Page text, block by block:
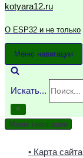
kotyara12.ru
О ESP32 и не только
Меню навигации
Искать...
Меню навигации
• Карта сайта